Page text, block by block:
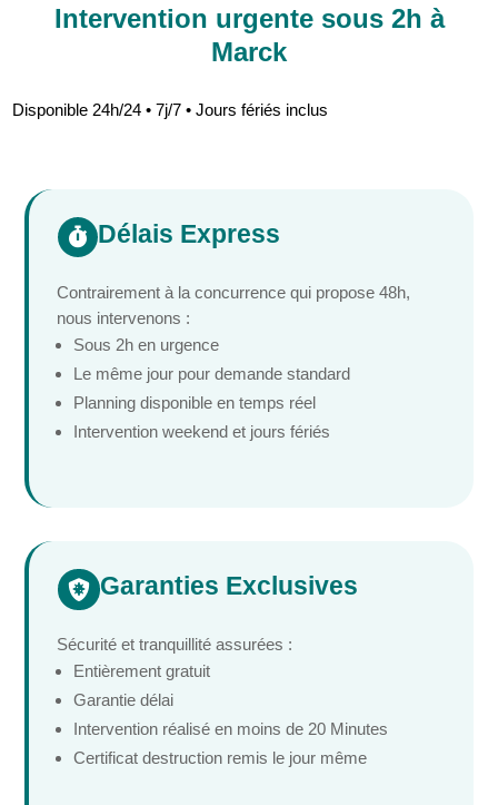
Intervention urgente sous 2h à
Marck
Disponible 24h/24 • 7j/7 • Jours fériés inclus
 Délais Express
Contrairement à la concurrence qui propose 48h,
nous intervenons :
Sous 2h en urgence
Le même jour pour demande standard
Planning disponible en temps réel
Intervention weekend et jours fériés
 Garanties Exclusives
Sécurité et tranquillité assurées :
Entièrement gratuit
Garantie délai
Intervention réalisé en moins de 20 Minutes
Certificat destruction remis le jour même